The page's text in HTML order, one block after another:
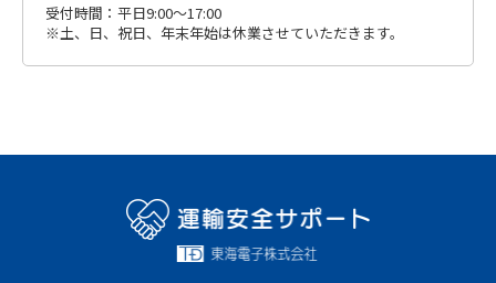
受付時間：平日9:00～17:00
※土、日、祝日、年末年始は休業させていただきます。